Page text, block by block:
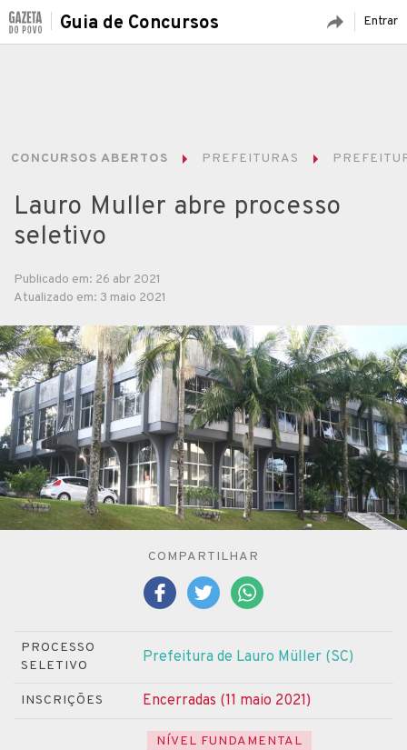
Entrar
Guia de Concursos
CONCURSOS ABERTOS PREFEITURAS
Lauro Muller abre processo
seletivo
Publicado em: 26 abr 2021
Atualizado em: 3 maio 2021
COMPARTILHAR
PROCESSO
SELETIVO
Prefeitura de Lauro Müller (SC)
INSCRIÇÕES Encerradas (11 maio 2021)
NÍVEL FUNDAMENTAL